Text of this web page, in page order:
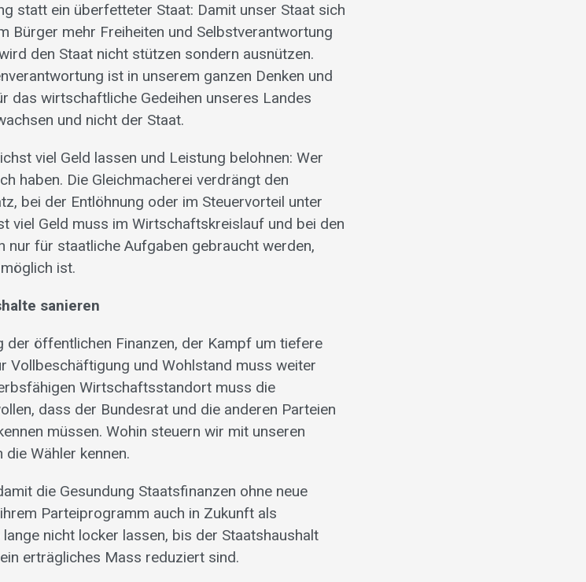
statt ein überfetteter Staat: Damit unser Staat sich
Bürger mehr Freiheiten und Selbstverantwortung
den Staat nicht stützen sondern ausnützen.
ist in unserem ganzen Denken und
das wirtschaftliche Gedeihen unseres Landes
und nicht der Staat.
viel Geld lassen und Leistung belohnen: Wer
haben. Die Gleichmacherei verdrängt den
bei der Entlöhnung oder im Steuervorteil unter
viel Geld muss im Wirtschaftskreislauf und bei den
nur für staatliche Aufgaben gebraucht werden,
ist.
sanieren
der öffentlichen Finanzen, der Kampf um tiefere
Vollbeschäftigung und Wohlstand muss weiter
Wirtschaftsstandort muss die
dass der Bundesrat und die anderen Parteien
müssen. Wohin steuern wir mit unseren
Wähler kennen.
die Gesundung Staatsfinanzen ohne neue
Parteiprogramm auch in Zukunft als
nicht locker lassen, bis der Staatshaushalt
erträgliches Mass reduziert sind.